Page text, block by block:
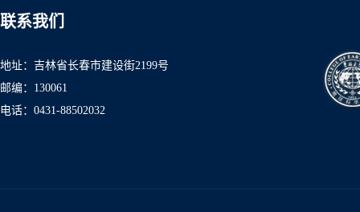
联系我们
地址：吉林省长春市建设街2199号
邮编：130061
电话：0431-88502032